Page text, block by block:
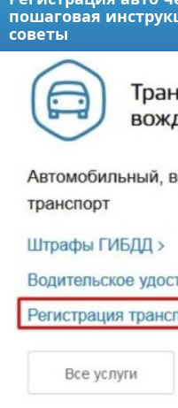
пошаговая
советы